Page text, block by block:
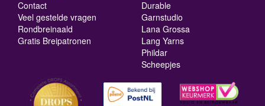
Contact
Veel gestelde vragen
Rondbreinaald
Gratis Breipatronen
Durable
Garnstudio
Lana Grossa
Lang Yarns
Phildar
Scheepjes